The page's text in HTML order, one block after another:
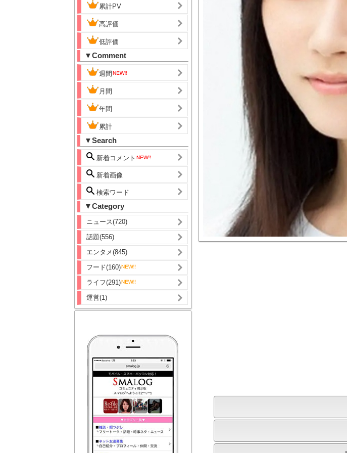
累計PV
高評価
低評価
▼Comment
週間
月間
年間
累計
▼Search
新着コメント
新着画像
検索ワード
▼Category
ニュース(720)
話題(556)
エンタメ(845)
フード(160)
ライフ(291)
運営(1)